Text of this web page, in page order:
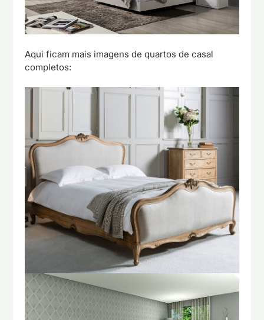
Aqui ficam mais imagens de quartos de casal
completos: